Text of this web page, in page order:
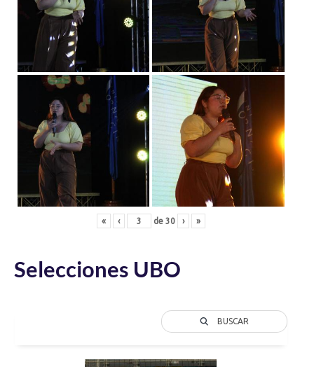
« ‹ de 30 › »
Selecciones UBO
BUSCAR